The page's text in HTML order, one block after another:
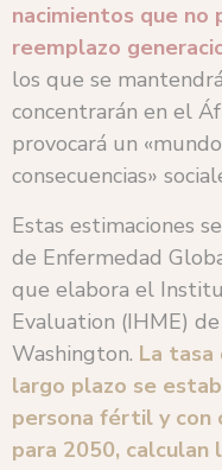
nacimientos que no
reemplazo
los que se
concentrarán en el
provocará un
consecuencias»
Estas estimaciones
de Enfermedad
que elabora el
Evaluation (IHME)
Washington. La tasa
largo plazo se
persona fértil y con
para 2050,